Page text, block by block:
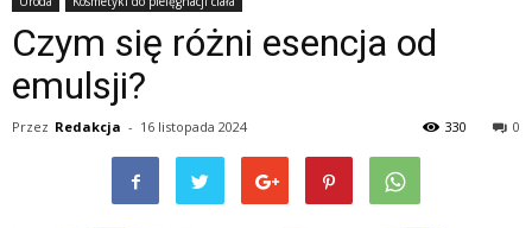
Czym się różni esencja od
emulsji?
Przez Redakcja - 16 listopada 2024 0
330